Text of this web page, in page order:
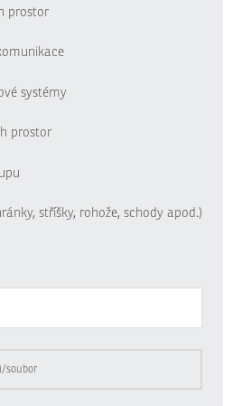
prostor
systémy
prostor
stříšky, rohože, schody apod.)
soubor